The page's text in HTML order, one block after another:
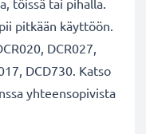
töissä tai pihalla.
pitkään käyttöön.
DCR027,
DCD730. Katso
yhteensopivista